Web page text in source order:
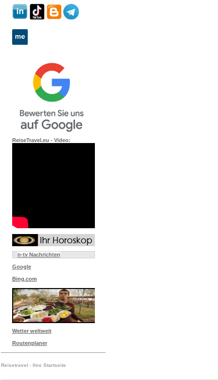
ReiseTravel.eu - Video:
n-tv Nachrichten
Google
Bing.com
Wetter weltweit
Routenplaner
Reisetravel - Ihre Startseite